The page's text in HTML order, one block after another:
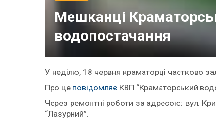
Мешканці
водопостачання
У неділю, 18 червня краматорці частково
Про це повідомляє КВП “Краматорський
Через ремонтні роботи за адресою: вул.
“Лазурний”.